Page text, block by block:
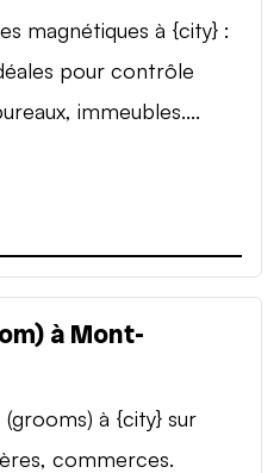
magnétiques à {city} :
pour contrôle
immeubles....
à Mont-
à {city} sur
commerces.